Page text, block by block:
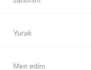
Yurak
Men edim